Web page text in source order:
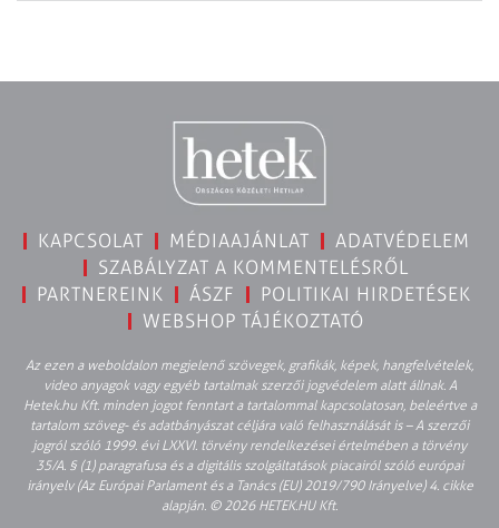
KAPCSOLAT MÉDIAAJÁNLAT
ADATVÉDELEM
SZABÁLYZAT A KOMMENTELÉSRŐL
PARTNEREINK
ÁSZF
POLITIKAI HIRDETÉSEK
WEBSHOP TÁJÉKOZTATÓ
Az ezen a weboldalon megjelenő szövegek, grafikák, képek, hangfelvételek,
video anyagok vagy egyéb tartalmak szerzői jogvédelem alatt állnak. A
Hetek.hu Kft. minden jogot fenntart a tartalommal kapcsolatosan, beleértve a
tartalom szöveg- és adatbányászat céljára való felhasználását is – A szerzői
jogról szóló 1999. évi LXXVI. törvény rendelkezései értelmében a törvény
35/A. § (1) paragrafusa és a digitális szolgáltatások piacairól szóló európai
irányelv (Az Európai Parlament és a Tanács (EU) 2019/790 Irányelve) 4. cikke
alapján. © 2026 HETEK.HU Kft.